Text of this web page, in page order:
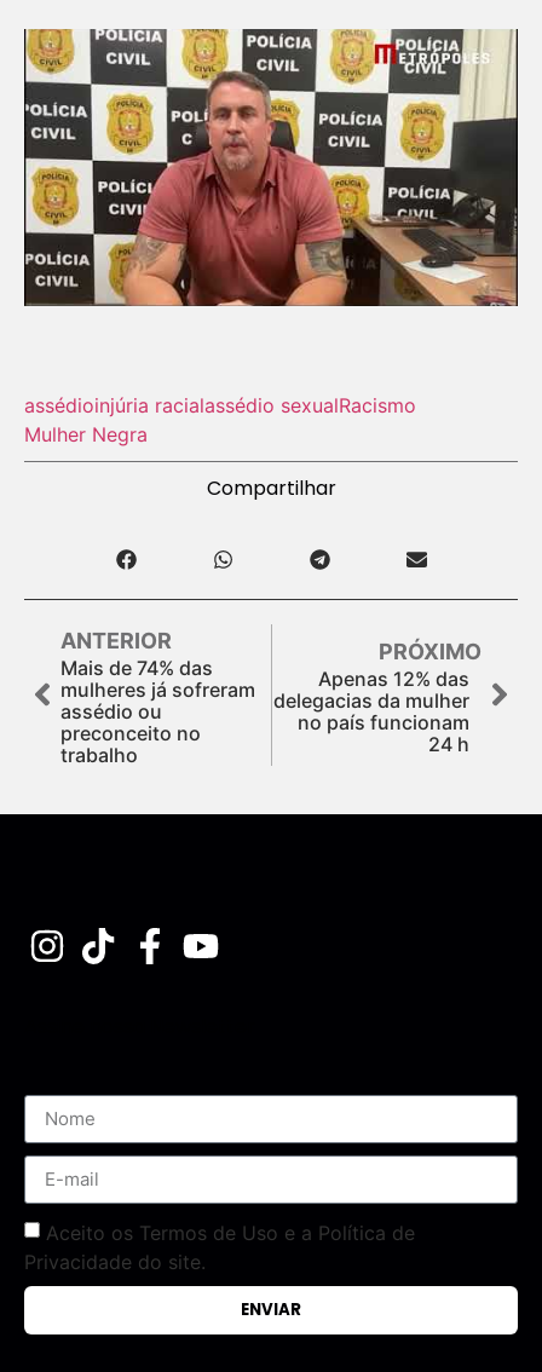
assédioinjúria racialassédio sexualRacismo
Mulher Negra
Compartilhar
ANTERIOR
Mais de 74% das
mulheres já sofreram
assédio ou
preconceito no
trabalho
PRÓXIMO
Apenas 12% das
delegacias da mulher
no país funcionam
24 h
Aceito os Termos de Uso e a Política de
Privacidade do site.
ENVIAR